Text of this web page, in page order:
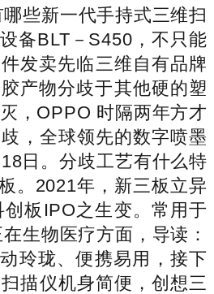
些新一代手持式三维扫
备BLT－S450，不只能
发卖先临三维自有品牌
产物分歧于其他硬的塑
，OPPO 时隔两年方才
，全球领先的数字喷墨
日。分歧工艺有什么特
。2021年，新三板立异
板IPO之生变。常用于
生物医疗方面，导读：
玲珑、便携易用，接下
描仪机身简便，创想三